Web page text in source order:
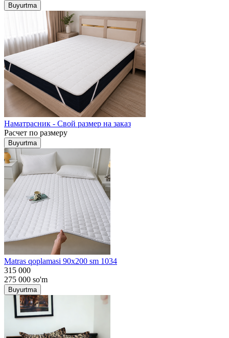
Buyurtma
Наматрасник - Свой размер на заказ
Расчет по размеру
Buyurtma
Matras qoplamasi 90x200 sm 1034
315 000
275 000 so'm
Buyurtma